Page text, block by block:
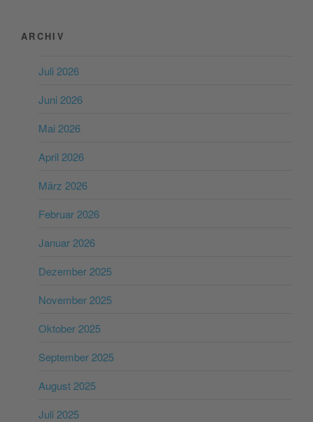
ARCHIV
Juli 2026
Juni 2026
Mai 2026
April 2026
März 2026
Februar 2026
Januar 2026
Dezember 2025
November 2025
Oktober 2025
September 2025
August 2025
Juli 2025